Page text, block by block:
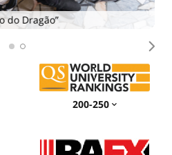
200-250